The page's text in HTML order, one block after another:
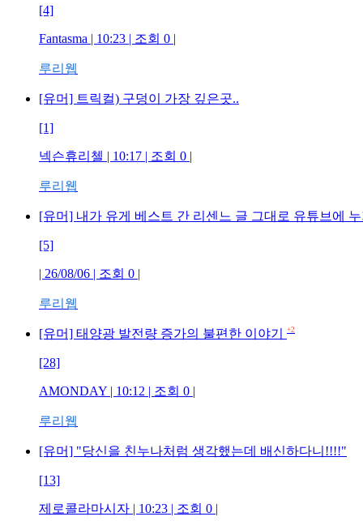
[4]
Fantasma | 10:23 | 조회 0 |
루리웹
[유머] 트릭컬) 구덩이 가장 깊은곳..
[1]
넥슨휴리첼 | 10:17 | 조회 0 |
루리웹
[유머] 내가 유게 베스트 간 리센느 글 그대로 유튜브에
[5]
| 26/08/06 | 조회 0 |
루리웹
[유머] 태양광 발전량 증가의 불편한 이야기 +2
[28]
AMONDAY | 10:12 | 조회 0 |
루리웹
[유머] "당신을 친누나처럼 생각했는데 배신하다니!!!!"
[13]
제로콜라마시자 | 10:23 | 조회 0 |